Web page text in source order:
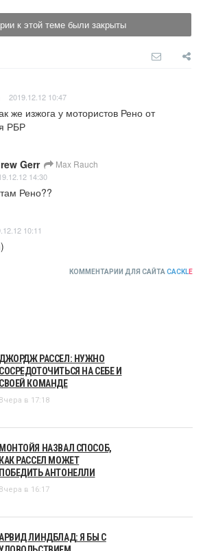
к этой теме были закрыты
2019.12.12 10:47
же изжога у мотористов Рено от
РБР
Gerr Max Rauch
14:30
Рено??
10:11
КОММЕНТАРИИ ДЛЯ САЙТА CACKLE
ДЖОРДЖ РАССЕЛ: НУЖНО
СОСРЕДОТОЧИТЬСЯ НА СЕБЕ И
СВОЕЙ КОМАНДЕ
Вчера в 17:18
МОНТОЙЯ НАЗВАЛ СПОСОБ,
КАК РАССЕЛ МОЖЕТ
ПОБЕДИТЬ АНТОНЕЛЛИ
Вчера в 16:17
ЛИНДБЛАД: Я БЫ С